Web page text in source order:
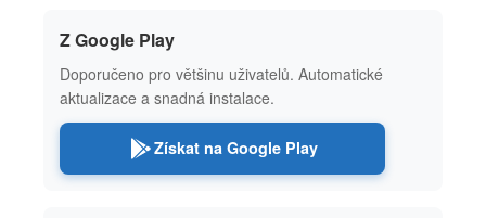
Z Google Play
Doporučeno pro většinu uživatelů. Automatické
aktualizace a snadná instalace.
Získat na Google Play